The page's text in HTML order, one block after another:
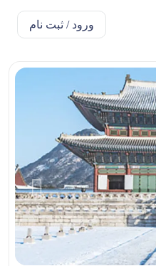
ورود / ثبت نام